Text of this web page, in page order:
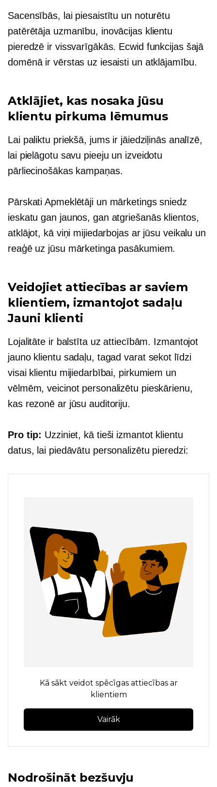
Sacensībās, lai piesaistītu un noturētu
patērētāja uzmanību, inovācijas klientu
pieredzē ir vissvarīgākās. Ecwid funkcijas šajā
domēnā ir vērstas uz iesaisti un atklājamību.
Atklājiet, kas nosaka jūsu
klientu pirkuma lēmumus
Lai paliktu priekšā, jums ir jāiedziļinās analīzē,
lai pielāgotu savu pieeju un izveidotu
pārliecinošākas kampaņas.
Pārskati Apmeklētāji un mārketings sniedz
ieskatu gan jaunos, gan atgriešanās klientos,
atklājot, kā viņi mijiedarbojas ar jūsu veikalu un
reaģē uz jūsu mārketinga pasākumiem.
Veidojiet attiecības ar saviem
klientiem, izmantojot sadaļu
Jauni klienti
Lojalitāte ir balstīta uz attiecībām. Izmantojot
jauno klientu sadaļu, tagad varat sekot līdzi
visai klientu mijiedarbībai, pirkumiem un
vēlmēm, veicinot personalizētu pieskārienu,
kas rezonē ar jūsu auditoriju.
Pro tip: Uzziniet, kā tieši izmantot klientu
datus, lai piedāvātu personalizētu pieredzi:
Kā sākt veidot spēcīgas attiecības ar
klientiem
Vairāk
Nodrošināt bezšuvju